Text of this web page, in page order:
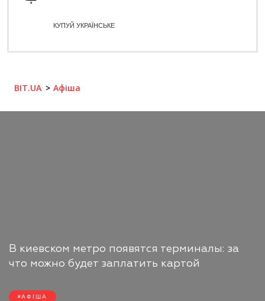
КУПУЙ УКРАЇНСЬКЕ
BIT.UA Афіша
В киевском метро появятся терминалы: за
что можно будет заплатить картой
АФІША